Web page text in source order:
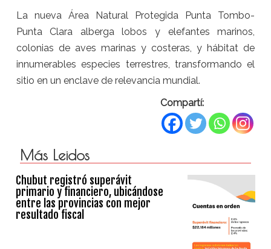
La nueva Área Natural Protegida Punta Tombo-
Punta Clara alberga lobos y elefantes marinos,
colonias de aves marinas y costeras, y hábitat de
innumerables especies terrestres, transformando el
sitio en un enclave de relevancia mundial.
Compartí:
Más Leidos
Chubut registró superávit
primario y financiero, ubicándose
entre las provincias con mejor
resultado fiscal